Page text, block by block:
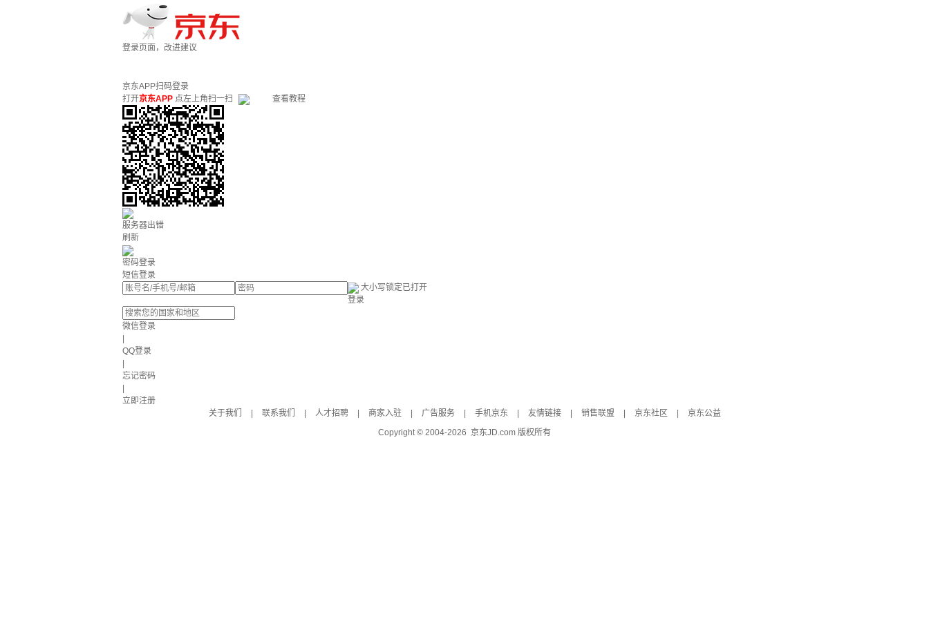
登录页面，改进建议
京东APP扫码登录
打开京东APP 点左上角扫一扫 查看教程
服务器出错
刷新
密码登录
短信登录
大小写锁定已打开
登录
微信登录
QQ登录
忘记密码
立即注册
关于我们
联系我们 人才招聘 商家入驻 广告服务 手机京东 友情链接 销售联盟 京东社区
京东公益
Copyright © 2004-2026 京东JD.com 版权所有